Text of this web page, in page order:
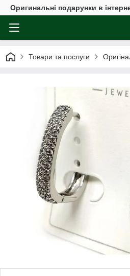
Оригинальні подарунки в
Товари та послуги